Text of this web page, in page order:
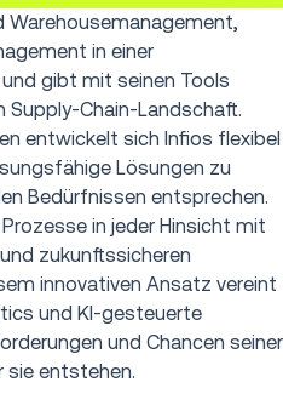
Warehousemanagement,
in einer
gibt mit seinen Tools
Supply-Chain-Landschaft.
entwickelt sich Infios flexibel
Lösungen zu
Bedürfnissen entsprechen.
in jeder Hinsicht mit
zukunftssicheren
innovativen Ansatz vereint
und KI-gesteuerte
und Chancen seiner
sie entstehen.